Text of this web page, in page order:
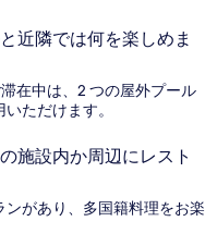
近隣では何を楽しめま
在中は、2 つの屋外プール
ただけます。
施設内か周辺にレスト
があり、多国籍料理をお楽